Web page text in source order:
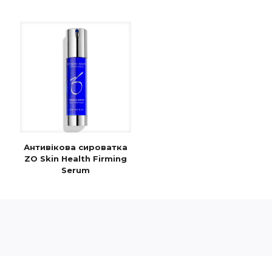
Антивікова сироватка
ZO Skin Health Firming
Serum